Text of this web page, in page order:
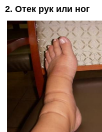
2. Отек рук или ног